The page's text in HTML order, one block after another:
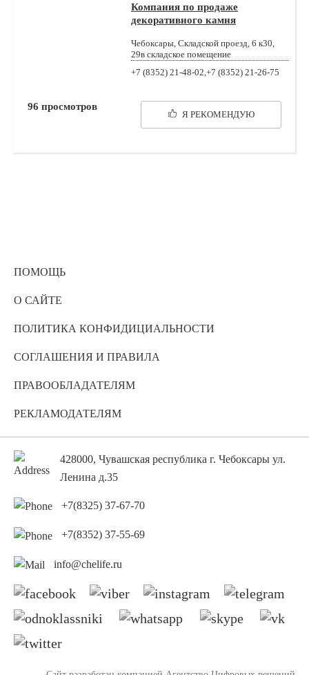
Компания по продаже
декоративного камня
Чебоксары, Складской проезд, 6 к30,
29в складское помещение
+7 (8352) 21-48-02,+7 (8352) 21-26-75
Я РЕКОМЕНДУЮ
96 просмотров
ПОМОЩЬ
О САЙТЕ
ПОЛИТИКА КОНФИДИЦИАЛЬНОСТИ
СОГЛАШЕНИЯ И ПРАВИЛА
ПРАВООБЛАДАТЕЛЯМ
РЕКЛАМОДАТЕЛЯМ
428000, Чувашская республика г. Чебоксары ул.
Ленина д.35
+7(8325) 37-67-70
+7(8352) 37-55-69
info@chelife.ru